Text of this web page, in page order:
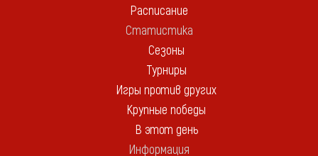
Расписание
Статистика
Сезоны
Турниры
Игры против других
Крупные победы
В этот день
Информация